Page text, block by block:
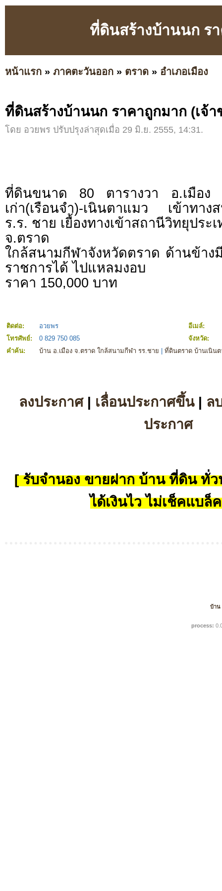
ที่ดินสร้างบ้านนก รา
หน้าแรก » ภาคตะวันออก » ตราด » อำเภอเมือง
ที่ดินสร้างบ้านนก ราคาถูกมาก (เจ้า
โดย อวยพร ปรับปรุงล่าสุดเมื่อ 29 มิ.ย. 2555, 14:31.
ที่ดินขนาด 80 ตารางวา อ.เมือ
เก่า(เรือนจำ)-เนินตาแมว เข้าทาง
ร.ร. ชาย เยื้องทางเข้าสถานีวิทยุประ
จ.ตราด
ใกล้สนามกีฬาจังหวัดตราด ด้านข้าง
ราชการได้ ไปแหลมงอบ
ราคา 150,000 บาท
ติดต่อ: อวยพร
อีเมล์:
โทรศัพย์:
0 829 750 085
จังหวัด:
คำค้น:
บ้าน อ.เมือง จ.ตราด ใกล้สนามกีฬา รร.ชาย ที่ดินตราด บ้านเนิน
ลงประกาศ| เลื่อนประกาศขึ้น| ล
ประกาศ
[ รับจำนอง ขายฝาก บ้าน ที่ดิน ทั่ว
ได้เงินไว ไม่เช็คแบล็
บ้าน
process: